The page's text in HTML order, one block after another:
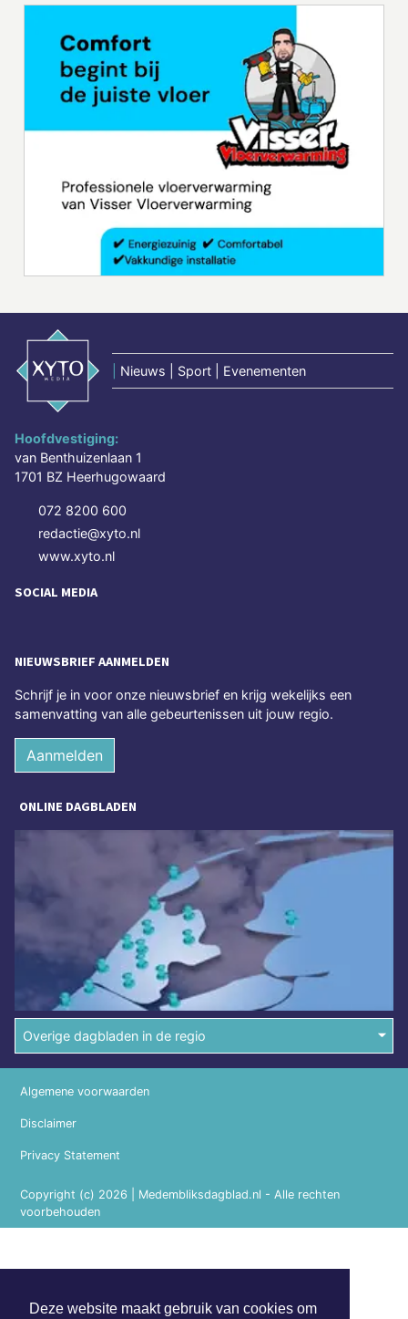
Deze website maakt gebruik van cookies om
Nieuws | Sport | Evenementen
Hoofdvestiging:
van Benthuizenlaan 1
1701 BZ Heerhugowaard
072 8200 600
redactie@xyto.nl
www.xyto.nl
SOCIAL MEDIA
NIEUWSBRIEF AANMELDEN
Schrijf je in voor onze nieuwsbrief en krijg wekelijks een
samenvatting van alle gebeurtenissen uit jouw regio.
Aanmelden
ONLINE DAGBLADEN
Overige dagbladen in de regio
Copyright (c) 2026 | Medembliksdagblad.nl - Alle rechten
voorbehouden
Algemene voorwaarden
Disclaimer
Privacy Statement